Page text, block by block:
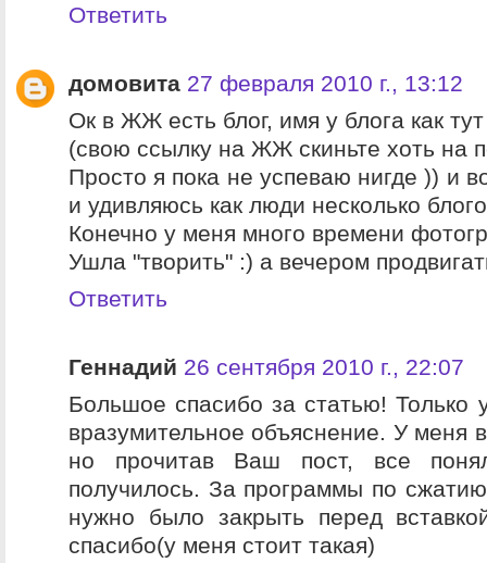
Ответить
домовита 27 февраля 2010 г., 13:12
Ок в ЖЖ есть блог, имя у блога как
(свою ссылку на ЖЖ скиньте хоть на
Просто я пока не успеваю нигде )) и
и удивляюсь как люди несколько
Конечно у меня много времени
Ушла "творить" :) а вечером
Ответить
Геннадий 26 сентября 2010 г., 22:07
Большое спасибо за статью! Только
вразумительное объяснение. У меня
но прочитав Ваш пост, все
получилось. За программы по
нужно было закрыть перед
спасибо(у меня стоит такая)